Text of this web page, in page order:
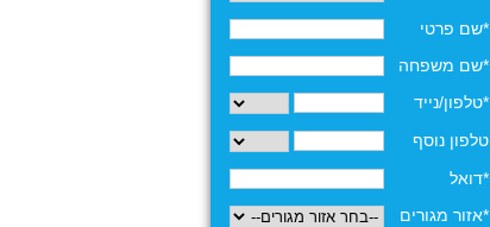
*שם פרטי
*שם משפחה
*טלפון/נייד
טלפון נוסף
*דואל
*אזור מגורים